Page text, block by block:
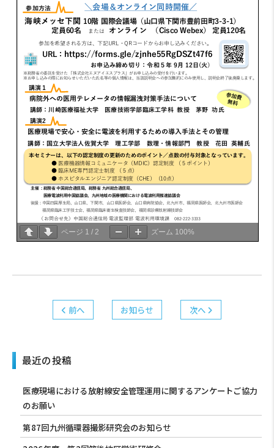
ページ 1 / 2 ズーム 100%
前へ お知らせ 次へ
最近の投稿
医療現場における放射線安全管理運用に関するアンケートご協力
のお願い
第87回九州循環器撮影研究会のお知らせ